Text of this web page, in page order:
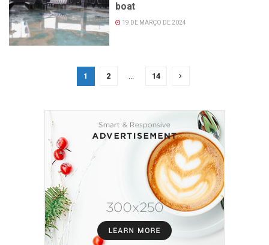
boat
19 DE MARÇO DE 2024
1 2 14